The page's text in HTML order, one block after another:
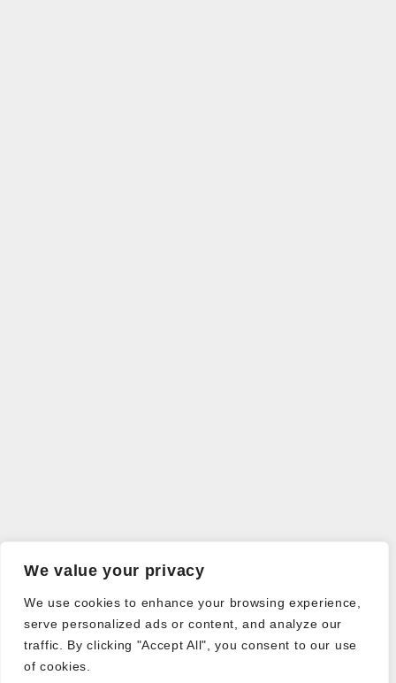
We value your privacy
We use cookies to enhance your browsing experience,
serve personalized ads or content, and analyze our
traffic. By clicking "Accept All", you consent to our use
of cookies.